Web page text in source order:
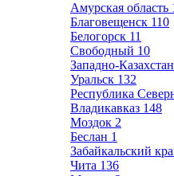
Амурская область
Благовещенск 110
Белогорск 11
Свободный 10
Западно-
Уральск 132
Республика
Владикавказ 148
Моздок 2
Беслан 1
Забайкальский
Чита 136